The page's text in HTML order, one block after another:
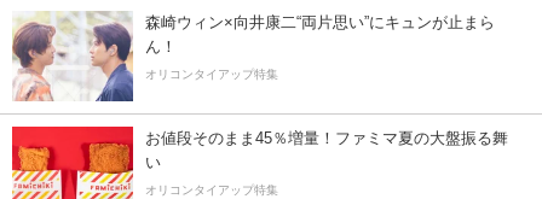
森崎ウィン×向井康二“両片思い”にキュンが止まら
ん！
オリコンタイアップ特集
お値段そのまま45％増量！ファミマ夏の大盤振る舞
い
オリコンタイアップ特集